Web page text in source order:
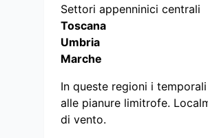
Settori appenninici centrali
Toscana
Umbria
Marche
In queste regioni i
alle pianure limitrofe.
di vento.